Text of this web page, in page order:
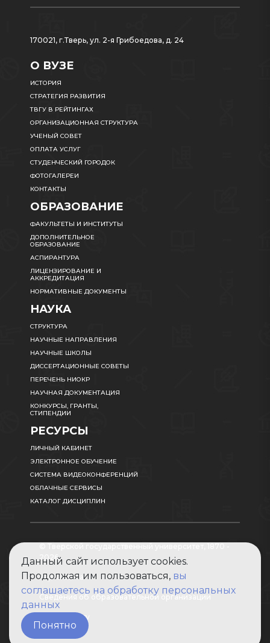
170021, г.Тверь, ул. 2-я Грибоедова, д. 24
О ВУЗЕ
ИСТОРИЯ
СТРАТЕГИЯ РАЗВИТИЯ
ТВГУ В РЕЙТИНГАХ
ОРГАНИЗАЦИОННАЯ СТРУКТУРА
УЧЕНЫЙ СОВЕТ
ОПЛАТА УСЛУГ
СТУДЕНЧЕСКИЙ ГОРОДОК
ФОТОГАЛЕРЕИ
КОНТАКТЫ
ОБРАЗОВАНИЕ
ФАКУЛЬТЕТЫ И ИНСТИТУТЫ
ДОПОЛНИТЕЛЬНОЕ
ОБРАЗОВАНИЕ
АСПИРАНТУРА
ЛИЦЕНЗИРОВАНИЕ И
АККРЕДИТАЦИЯ
НОРМАТИВНЫЕ ДОКУМЕНТЫ
НАУКА
СТРУКТУРА
НАУЧНЫЕ НАПРАВЛЕНИЯ
НАУЧНЫЕ ШКОЛЫ
ДИССЕРТАЦИОННЫЕ СОВЕТЫ
ПЕРЕЧЕНЬ НИОКР
НАУЧНАЯ ДОКУМЕНТАЦИЯ
КОНКУРСЫ, ГРАНТЫ,
СТИПЕНДИИ
РЕСУРСЫ
ЛИЧНЫЙ КАБИНЕТ
ЭЛЕКТРОННОЕ ОБУЧЕНИЕ
СИСТЕМА ВИДЕОКОНФЕРЕНЦИЙ
ОБЛАЧНЫЕ СЕРВИСЫ
КАТАЛОГ ДИСЦИПЛИН
2026
Карта сайта
Сведения об образовательной организации
Абитуриенту
Данный сайт использует cookies.
Продолжая им пользоваться, вы
соглашаетесь на обработку персональных
данных
Понятно